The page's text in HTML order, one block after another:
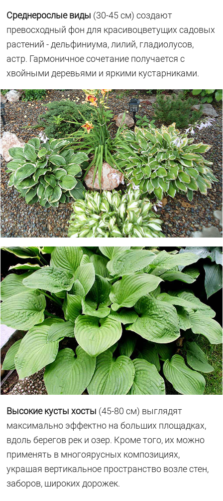
Среднерослые виды (30-45 см) создают
превосходный фон для красивоцветущих садовых
растений - дельфиниума, лилий, гладиолусов,
астр. Гармоничное сочетание получается с
хвойными деревьями и яркими кустарниками.
Высокие кусты хосты (45-80 см) выглядят
максимально эффектно на больших площадках,
вдоль берегов рек и озер. Кроме того, их можно
применять в многоярусных композициях,
украшая вертикальное пространство возле стен,
заборов, широких дорожек.